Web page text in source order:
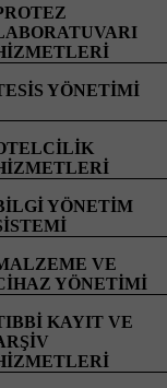
YÖNETİMİ
YÖNETİM
VE
YÖNETİMİ
KAYIT VE